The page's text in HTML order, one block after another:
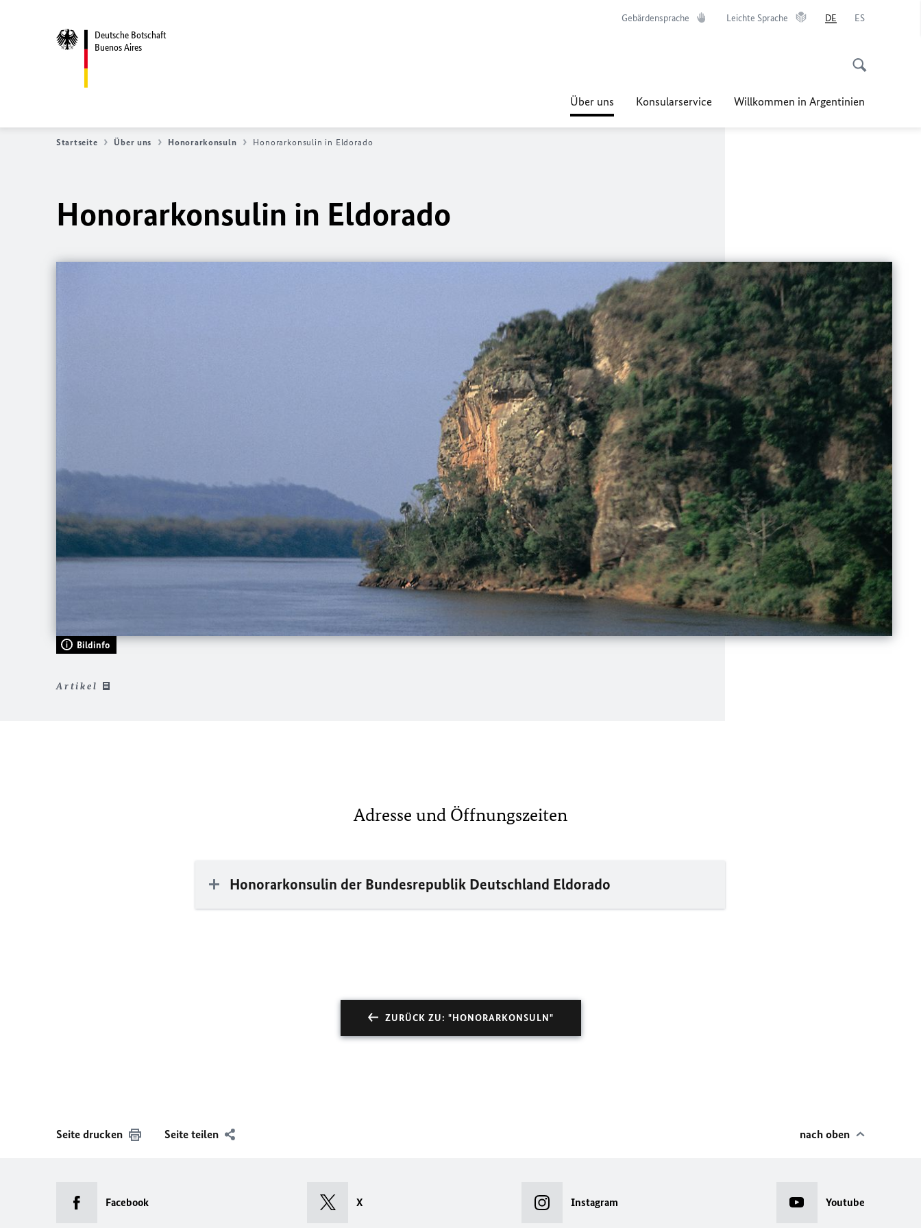
Deutsche Botschaft
Buenos Aires
Gebärdensprache Leichte Sprache DE ES
Über uns Konsularservice Willkommen in Argentinien
Startseite Über uns Honorarkonsuln Honorarkonsulin in Eldorado
Honorarkonsulin in Eldorado
Bildinfo
Artikel
Adresse und Öffnungszeiten
Honorarkonsulin der Bundesrepublik Deutschland Eldorado
ZURÜCK ZU: "HONORARKONSULN"
Seite drucken Seite teilen nach oben
Facebook X Instagram Youtube